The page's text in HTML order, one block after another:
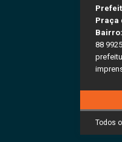
Praça
88
Todos